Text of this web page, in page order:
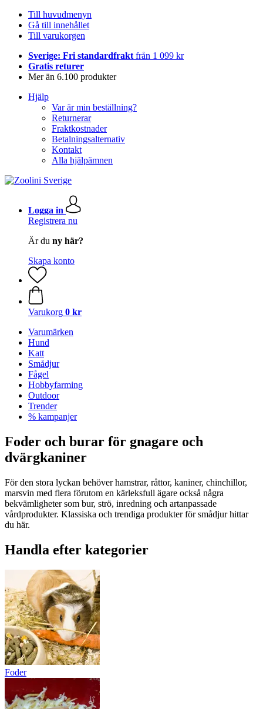
Till huvudmenyn
Gå till innehållet
Till varukorgen
Sverige: Fri standardfrakt från 1 099 kr
Gratis returer
Mer än 6.100 produkter
Hjälp
Var är min beställning?
Returnerar
Fraktkostnader
Betalningsalternativ
Kontakt
Alla hjälpämnen
Logga in
Registrera nu
Är du ny här?
Skapa konto
Varukorg 0 kr
Varumärken
Hund
Katt
Smådjur
Fågel
Hobbyfarming
Outdoor
Trender
% kampanjer
Foder och burar för gnagare och
dvärgkaniner
För den stora lyckan behöver hamstrar, råttor, kaniner, chinchillor,
marsvin med flera förutom en kärleksfull ägare också några
bekvämligheter som bur, strö, inredning och artanpassade
vårdprodukter. Klassiska och trendiga produkter för smådjur hittar
du här.
Handla efter kategorier
Foder